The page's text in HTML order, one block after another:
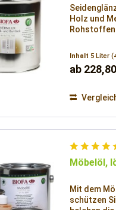
Holz und
Inhalt5 Liter
ab
Möbelöl,
Mit dem
schützen